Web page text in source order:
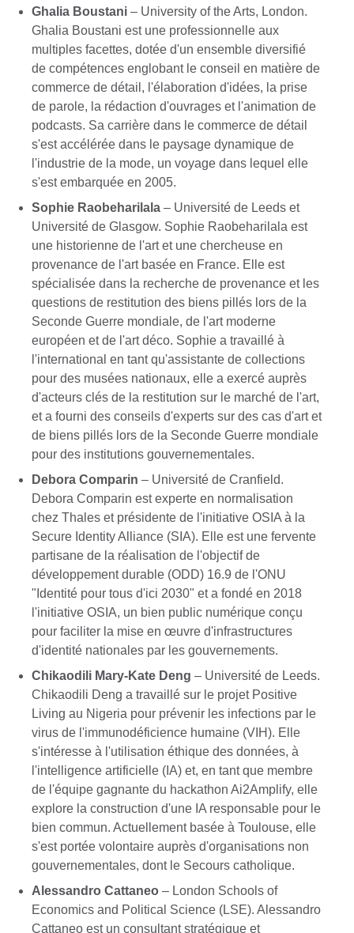
Ghalia Boustani – University of the Arts, London.
Ghalia Boustani est une professionnelle aux
multiples facettes, dotée d'un ensemble diversifié
de compétences englobant le conseil en matière de
commerce de détail, l'élaboration d'idées, la prise
de parole, la rédaction d'ouvrages et l'animation de
podcasts. Sa carrière dans le commerce de détail
s'est accélérée dans le paysage dynamique de
l'industrie de la mode, un voyage dans lequel elle
s'est embarquée en 2005.
Sophie Raobeharilala – Université de Leeds et
Université de Glasgow. Sophie Raobeharilala est
une historienne de l'art et une chercheuse en
provenance de l'art basée en France. Elle est
spécialisée dans la recherche de provenance et les
questions de restitution des biens pillés lors de la
Seconde Guerre mondiale, de l'art moderne
européen et de l'art déco. Sophie a travaillé à
l'international en tant qu'assistante de collections
pour des musées nationaux, elle a exercé auprès
d'acteurs clés de la restitution sur le marché de l'art,
et a fourni des conseils d'experts sur des cas d'art et
de biens pillés lors de la Seconde Guerre mondiale
pour des institutions gouvernementales.
Debora Comparin – Université de Cranfield.
Debora Comparin est experte en normalisation
chez Thales et présidente de l'initiative OSIA à la
Secure Identity Alliance (SIA). Elle est une fervente
partisane de la réalisation de l'objectif de
développement durable (ODD) 16.9 de l'ONU
"Identité pour tous d'ici 2030" et a fondé en 2018
l'initiative OSIA, un bien public numérique conçu
pour faciliter la mise en œuvre d'infrastructures
d'identité nationales par les gouvernements.
Chikaodili Mary-Kate Deng – Université de Leeds.
Chikaodili Deng a travaillé sur le projet Positive
Living au Nigeria pour prévenir les infections par le
virus de l'immunodéficience humaine (VIH). Elle
s'intéresse à l'utilisation éthique des données, à
l'intelligence artificielle (IA) et, en tant que membre
de l'équipe gagnante du hackathon Ai2Amplify, elle
explore la construction d'une IA responsable pour le
bien commun. Actuellement basée à Toulouse, elle
s'est portée volontaire auprès d'organisations non
gouvernementales, dont le Secours catholique.
Alessandro Cattaneo – London Schools of
Economics and Political Science (LSE). Alessandro
Cattaneo est un consultant stratégique et